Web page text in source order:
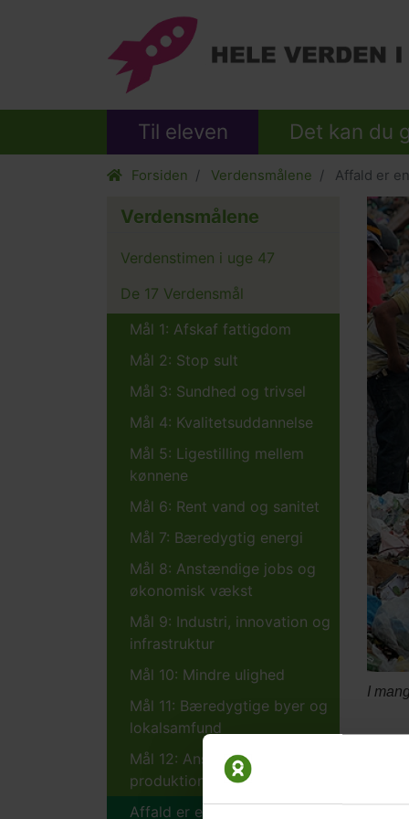
Til eleven Det kan du
Forsiden Verdensmålene Affald er
I
Verdensmålene
Verdenstimen i uge 47
De 17 Verdensmål
Mål 1: Afskaf fattigdom
Mål 2: Stop sult
Mål 3: Sundhed og trivsel
Mål 4: Kvalitetsuddannelse
Mål 5: Ligestilling mellem
kønnene
Mål 6: Rent vand og sanitet
Mål 7: Bæredygtig energi
Mål 8: Anstændige jobs og
økonomisk vækst
Mål 9: Industri, innovation og
infrastruktur
Mål 10: Mindre ulighed
Mål 11: Bæredygtige byer og
lokalsamfund
Mål 12: Ansvarligt forbrug og
produktion
Affald er en ressource